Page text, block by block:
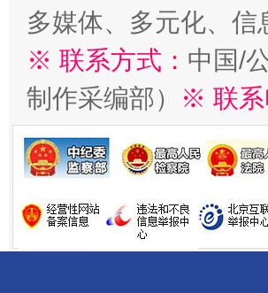
多媒体、多元化、信
※ 联系方式： 中国/
制作采编部）
※ 联系